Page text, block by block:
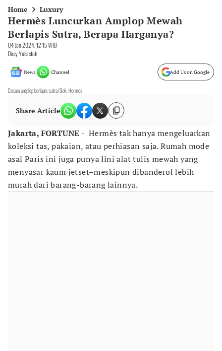
Home Luxury
Hermès Luncurkan Amplop Mewah
Berlapis Sutra, Berapa Harganya?
04 Jan 2024, 12:15 WIB
Desy Yuliastuti
News Channel Add Us on Google
Desain amplop berlapis sutra/Dok. Hermès
Share Article
Jakarta, FORTUNE - Hermès tak hanya mengeluarkan
koleksi tas, pakaian, atau perhiasan saja. Rumah mode
asal Paris ini juga punya lini alat tulis mewah yang
menyasar kaum jetset–meskipun dibanderol lebih
murah dari barang-barang lainnya.